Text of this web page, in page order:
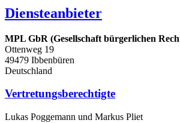
Diensteanbieter
MPL GbR (Gesellschaft bürgerlichen
Ottenweg 19
49479 Ibbenbüren
Deutschland
Vertretungsberechtigte
Lukas Poggemann und Markus Pliet